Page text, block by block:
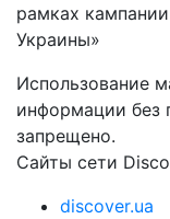
рамках
Украины»
Использование
информации без
запрещено.
Сайты сети
discover.ua